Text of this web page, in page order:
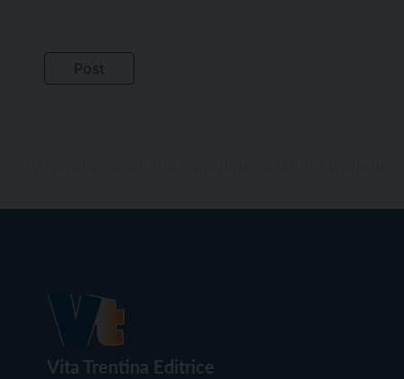
Vita Trentina Editrice